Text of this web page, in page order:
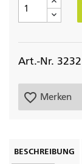
Art.-Nr. 3232
favorite_border Merken
BESCHREIBUNG